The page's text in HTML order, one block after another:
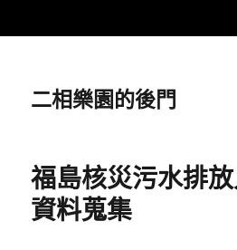
二相樂園的後門
福島核災污水排
資料蒐集